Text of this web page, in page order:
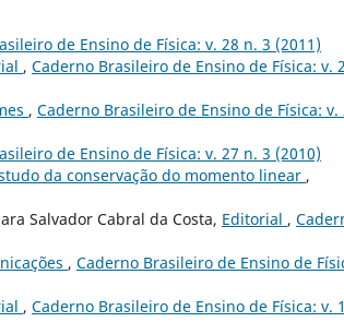
de Ensino de Física: v. 28 n. 3 (2011)
, Caderno Brasileiro de Ensino de Física: v.
, Caderno Brasileiro de Ensino de Física: v.
de Ensino de Física: v. 27 n. 3 (2010)
da conservação do momento linear ,
Salvador Cabral da Costa, Editorial ,
, Caderno Brasileiro de Ensino de
, Caderno Brasileiro de Ensino de Física: v.